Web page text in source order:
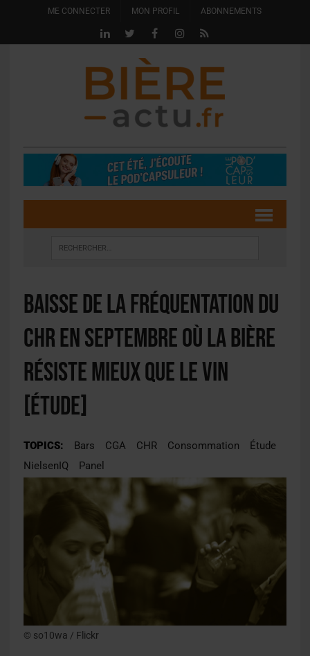
ME CONNECTER MON PROFIL ABONNEMENTS
Baisse de la fréquentation du
CHR en septembre où la bière
résiste mieux que le vin
[ÉTUDE]
TOPICS: Bars CGA CHR Consommation
Étude
NielsenIQ
Panel
© so10wa / Flickr